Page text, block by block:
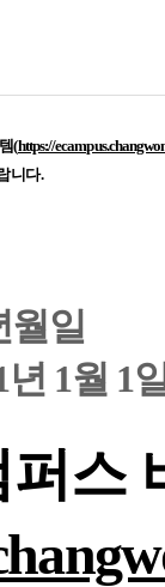
(https://
니다.
일
1월 1
스